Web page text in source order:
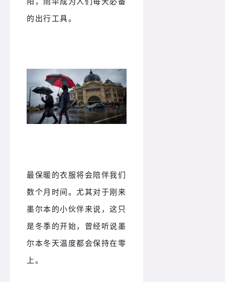
的出行工具。
最保暖的衣服将会陪伴我们
数个月时间。尤其对于刚来
墨尔本的小伙伴来说，这只
是冬季的开始，曾经听说墨
尔本冬天温度都会保持在零
上。